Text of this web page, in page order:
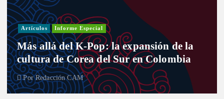
Artículos Informe Especial
Más allá del K-Pop: la expansión de la
cultura de Corea del Sur en Colombia
PorRedacción CAM